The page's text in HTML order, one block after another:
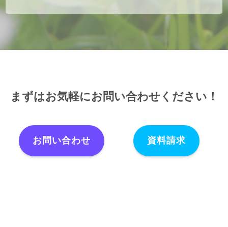
まずはお気軽にお問い合わせください！
お問い合わせ 資料請求